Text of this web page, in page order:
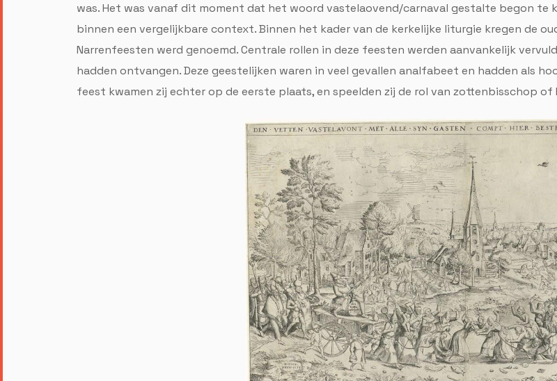
was. Het was vanaf dit moment dat het woord vastelaovend/carnaval gestalte begon te
binnen een vergelijkbare context. Binnen het kader van de kerkelijke liturgie kregen de
Narrenfeesten werd genoemd. Centrale rollen in deze feesten werden aanvankelijk
hadden ontvangen. Deze geestelijken waren in veel gevallen analfabeet en hadden als
feest kwamen zij echter op de eerste plaats, en speelden zij de rol van zottenbisschop of